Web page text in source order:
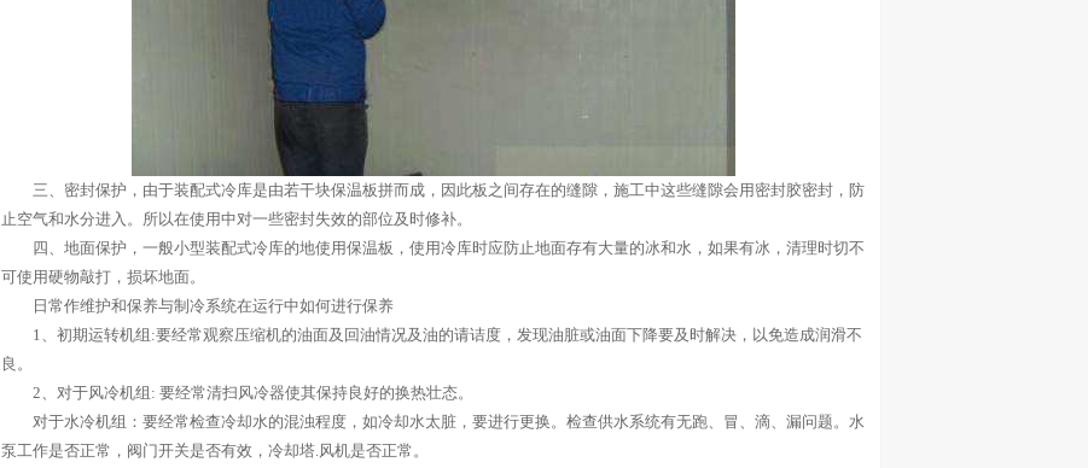
三、密封保护，由于装配式冷库是由若干块保温板拼而成，因此板之间存在的缝隙，施工中这些缝隙会用密封胶密封，防
止空气和水分进入。所以在使用中对一些密封失效的部位及时修补。
四、地面保护，一般小型装配式冷库的地使用保温板，使用冷库时应防止地面存有大量的冰和水，如果有冰，清理时切不
可使用硬物敲打，损坏地面。
日常作维护和保养与制冷系统在运行中如何进行保养
1、初期运转机组:要经常观察压缩机的油面及回油情况及油的请诘度，发现油脏或油面下降要及时解决，以免造成润滑不
良。
2、对于风冷机组: 要经常清扫风冷器使其保持良好的换热壮态。
对于水冷机组：要经常检查冷却水的混浊程度，如冷却水太脏，要进行更换。检查供水系统有无跑、冒、滴、漏问题。水
泵工作是否正常，阀门开关是否有效，冷却塔.风机是否正常。